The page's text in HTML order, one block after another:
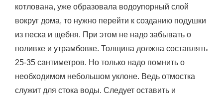
котлована, уже образовала водоупорный слой
вокруг дома, то нужно перейти к созданию подушки
из песка и щебня. При этом не надо забывать о
поливке и утрамбовке. Толщина должна составлять
25-35 сантиметров. Но только надо помнить о
необходимом небольшом уклоне. Ведь отмостка
служит для стока воды. Следует оставить и